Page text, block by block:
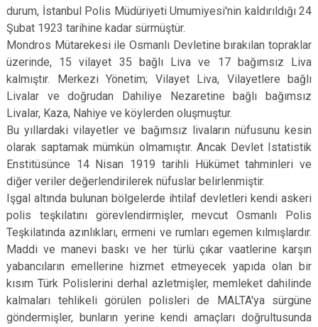
durum, İstanbul Polis Müdüriyeti Umumiyesi'nin kaldırıldığı 24
Şubat 1923 tarihine kadar sürmüştür.
Mondros Mütarekesi ile Osmanlı Devletine bırakılan topraklar
üzerinde, 15 vilayet 35 bağlı Liva ve 17 bağımsız Liva
kalmıştır. Merkezi Yönetim; Vilayet Liva, Vilayetlere bağlı
Livalar ve doğrudan Dahiliye Nezaretine bağlı bağımsız
Livalar, Kaza, Nahiye ve köylerden oluşmuştur.
Bu yıllardaki vilayetler ve bağımsız livaların nüfusunu kesin
olarak saptamak mümkün olmamıştır. Ancak Devlet Istatistik
Enstitüsünce 14 Nisan 1919 tarihli Hükümet tahminleri ve
diğer veriler değerlendirilerek nüfuslar belirlenmiştir.
Işgal altında bulunan bölgelerde ihtilaf devletleri kendi askeri
polis teşkilatını görevlendirmişler, mevcut Osmanlı Polis
Teşkilatında azınlıkları, ermeni ve rumları egemen kılmışlardır.
Maddi ve manevi baskı ve her türlü çıkar vaatlerine karşın
yabancıların emellerine hizmet etmeyecek yapıda olan bir
kısım Türk Polislerini derhal azletmişler, memleket dahilinde
kalmaları tehlikeli görülen polisleri de MALTA'ya sürgüne
göndermişler, bunların yerine kendi amaçları doğrultusunda